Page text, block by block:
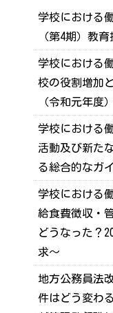
学校における
（第4期）教
学校における
校の役割増加
（令和元年度
学校における
活動及び新た
る総合的なガ
学校における
給食費徴収・
どうなった？
求～
地方公務員法
件はどう変わ